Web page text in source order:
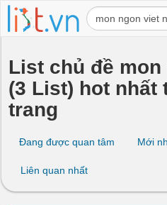
List chủ đề
(3 List) hot nhất
trang
Đang được quan tâm Mới
Liên quan nhất